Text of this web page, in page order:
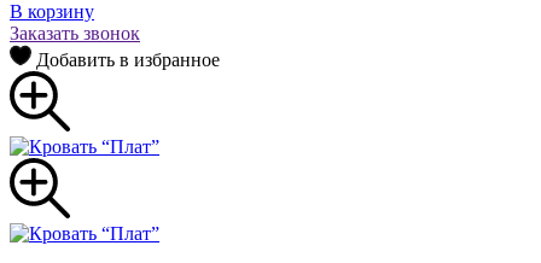
В корзину
Заказать звонок
Добавить в избранное